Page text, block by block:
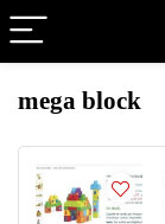
mega block